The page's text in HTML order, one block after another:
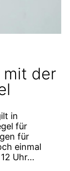
mit der
in
für
für
einmal
Uhr…